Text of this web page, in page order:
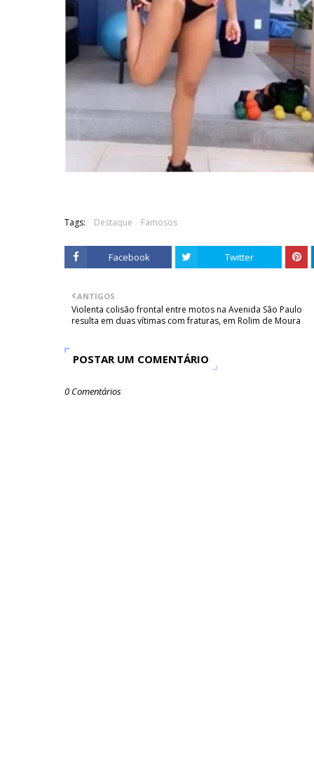
Tags: Destaque Famosos
Facebook Twitter
ANTIGOS
Violenta colisão frontal entre motos na Avenida São Paulo
resulta em duas vítimas com fraturas, em Rolim de Moura
POSTAR UM COMENTÁRIO
0 Comentários